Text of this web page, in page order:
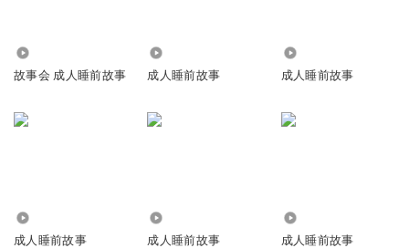
故事会 成人睡前故事 成人睡前故事 成人睡前故事
成人睡前故事 成人睡前故事 成人睡前故事